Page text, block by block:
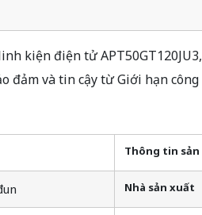
kiện điện tử
đảm và tin cậy từ Giới hạn
Thông tin sản
Nhà sản xuất